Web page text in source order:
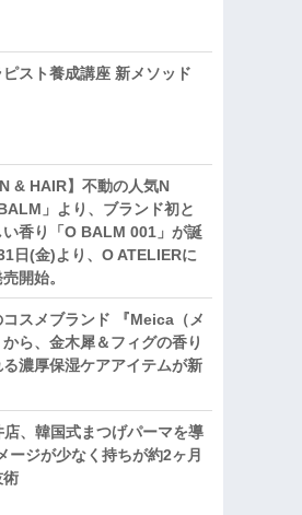
スト養成講座 新メソッド
& HAIR】不動の人気N
」より、ブランド初と
い香り「O BALM 001」が誕
日(金)より、O ATELIERに
開始。
スメブランド 『Meica（メ
ら、金木犀＆フィグの香り
る濃厚保湿ケアアイテムが新
、韓国式まつげパーマを導
ージが少なく持ちが約2ヶ月
術